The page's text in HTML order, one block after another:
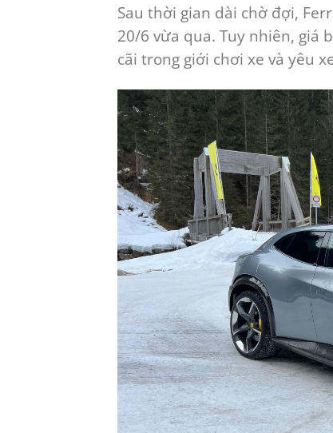
Sau thời gian dài chờ đợi,
20/6 vừa qua. Tuy nhiên, giá
cãi trong giới chơi xe và yêu